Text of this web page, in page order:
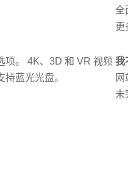
全
更
项。 4K、3D 和 VR 视频
蓝光光盘。
我
未